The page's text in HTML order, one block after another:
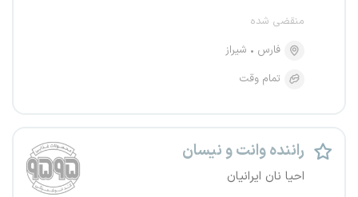
منقضی شده
فارس
شیراز
تمام وقت
راننده وانت و نیسان
احیا نان ایرانیان